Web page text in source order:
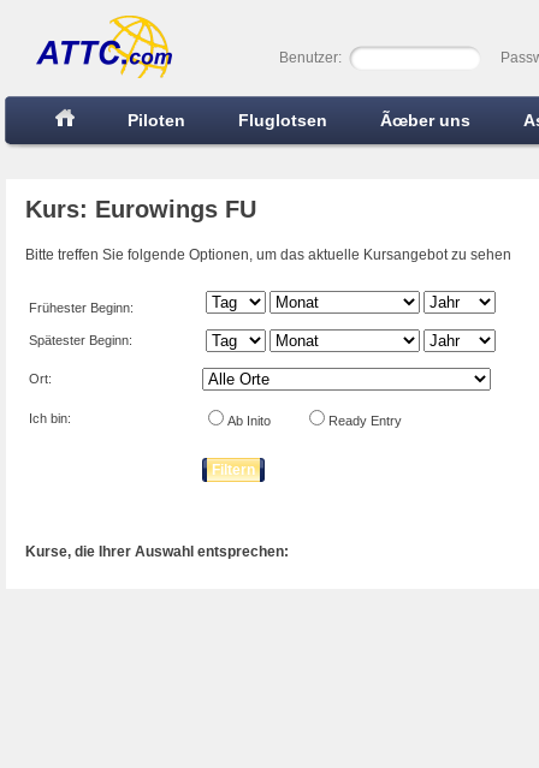
Benutzer:
Piloten Fluglotsen Ãœber uns
Kurs: Eurowings FU
Bitte treffen Sie folgende Optionen, um das aktuelle Kursangebot zu sehen
Frühester Beginn:
Spätester Beginn:
Ort:
Ich bin: Ab Inito Ready Entry
Filtern
Kurse, die Ihrer Auswahl entsprechen: